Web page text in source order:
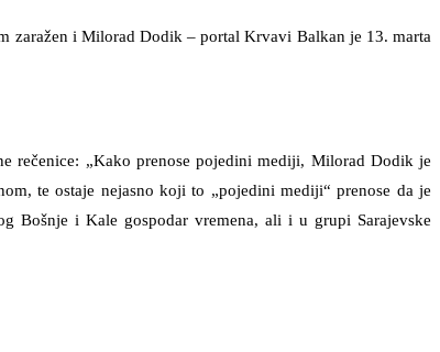
zaražen i Milorad Dodik – portal Krvavi Balkan je 13. marta
rečenice: „Kako prenose pojedini mediji, Milorad Dodik je
te ostaje nejasno koji to „pojedini mediji“ prenose da je
Bošnje i Kale gospodar vremena, ali i u grupi Sarajevske